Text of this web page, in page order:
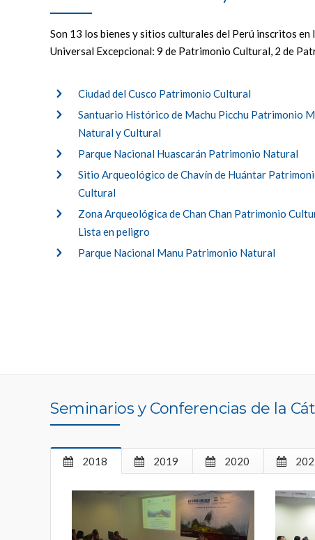
Son 13 los bienes y sitios culturales del Perú inscritos
Universal Excepcional: 9 de Patrimonio Cultural, 2 de
Ciudad del Cusco Patrimonio Cultural
Santuario Histórico de Machu Picchu Patrimonio
Natural y Cultural
Parque Nacional Huascarán Patrimonio Natural
Sitio Arqueológico de Chavín de Huántar
Cultural
Zona Arqueológica de Chan Chan Patrimonio
Lista en peligro
Parque Nacional Manu Patrimonio Natural
Seminarios y Conferencias de la
2018 2019 2020